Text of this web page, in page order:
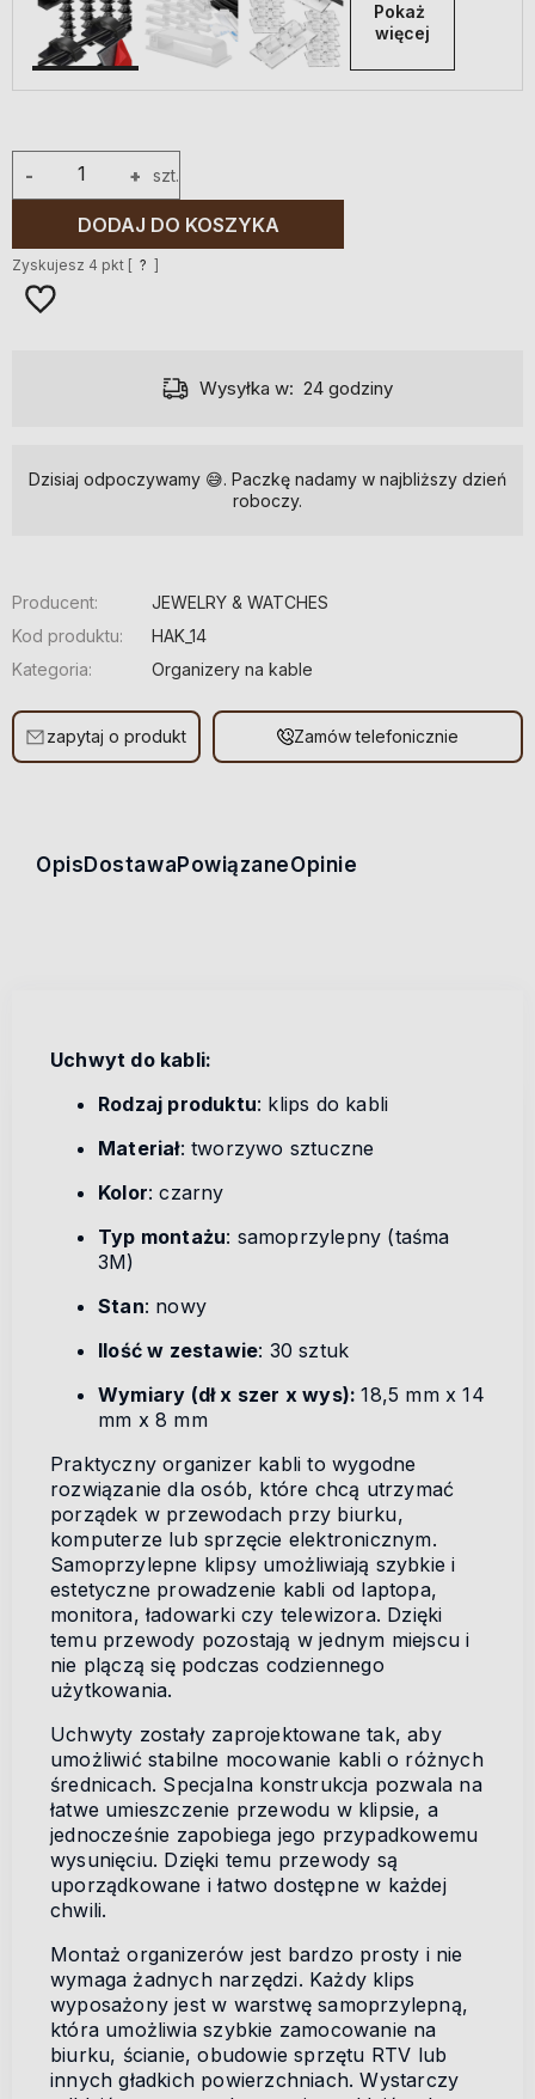
Pokaż
więcej
+
- szt.
DODAJ DO KOSZYKA
Zyskujesz 4 pkt [ ? ]
Wysyłka w: 24 godziny
Dzisiaj odpoczywamy 😅. Paczkę nadamy w najbliższy dzień
roboczy.
Producent:
JEWELRY & WATCHES
Kod produktu:
HAK_14
Kategoria:
Organizery na kable
zapytaj o produkt Zamów telefonicznie
Opis Dostawa PowiązaneOpinie
Uchwyt do kabli:
Rodzaj produktu: klips do kabli
Materiał: tworzywo sztuczne
Kolor: czarny
Typ montażu: samoprzylepny (taśma
3M)
Stan: nowy
Ilość w zestawie: 30 sztuk
Wymiary (dł x szer x wys):18,5 mm x 14
mm x 8 mm
Praktyczny organizer kabli to wygodne
rozwiązanie dla osób, które chcą utrzymać
porządek w przewodach przy biurku,
komputerze lub sprzęcie elektronicznym.
Samoprzylepne klipsy umożliwiają szybkie i
estetyczne prowadzenie kabli od laptopa,
monitora, ładowarki czy telewizora. Dzięki
temu przewody pozostają w jednym miejscu i
nie plączą się podczas codziennego
użytkowania.
Uchwyty zostały zaprojektowane tak, aby
umożliwić stabilne mocowanie kabli o różnych
średnicach. Specjalna konstrukcja pozwala na
łatwe umieszczenie przewodu w klipsie, a
jednocześnie zapobiega jego przypadkowemu
wysunięciu. Dzięki temu przewody są
uporządkowane i łatwo dostępne w każdej
chwili.
Montaż organizerów jest bardzo prosty i nie
wymaga żadnych narzędzi. Każdy klips
wyposażony jest w warstwę samoprzylepną,
która umożliwia szybkie zamocowanie na
biurku, ścianie, obudowie sprzętu RTV lub
innych gładkich powierzchniach. Wystarczy